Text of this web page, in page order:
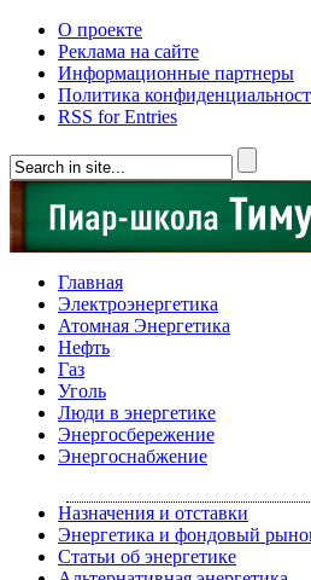
О проекте
Реклама на сайте
Информационные партнеры
Политика
RSS for Entries
Главная
Электроэнергетика
Атомная Энергетика
Нефть
Газ
Уголь
Люди в энергетике
Энергосбережение
Энергоснабжение
Назначения и отставки
Энергетика и фондовый
Статьи об энергетике